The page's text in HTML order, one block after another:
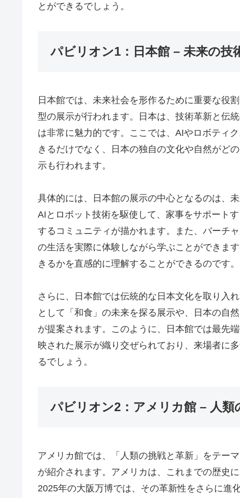
とができるでしょう。
パビリオン1：日本館 – 未来の技
日本館では、未来社会を形作るために重要な役
型の展示が行われます。日本は、技術革新と伝
は非常に魅力的です。ここでは、AIやロボティ
きるだけでなく、日本の独自の文化や自然がど
示も行われます。
具体的には、日本館の展示の中心となるのは、
AIとロボット技術を駆使して、家事をサポート
するコミュニティが描かれます。また、バーチ
の生活を実際に体験しながら学ぶことができま
きるかを直感的に理解することができるのです。
さらに、日本館では伝統的な日本文化を取り入
として「和食」の未来を探る展示や、日本の自
が提案されます。このように、日本館では最先
映された展示が織り交ぜられており、来場者に
るでしょう。
パビリオン2：アメリカ館 – 人類
アメリカ館では、「人類の挑戦と革新」をテー
が紹介されます。アメリカは、これまでの歴史
2025年の大阪万博では、その革新性をさらに進